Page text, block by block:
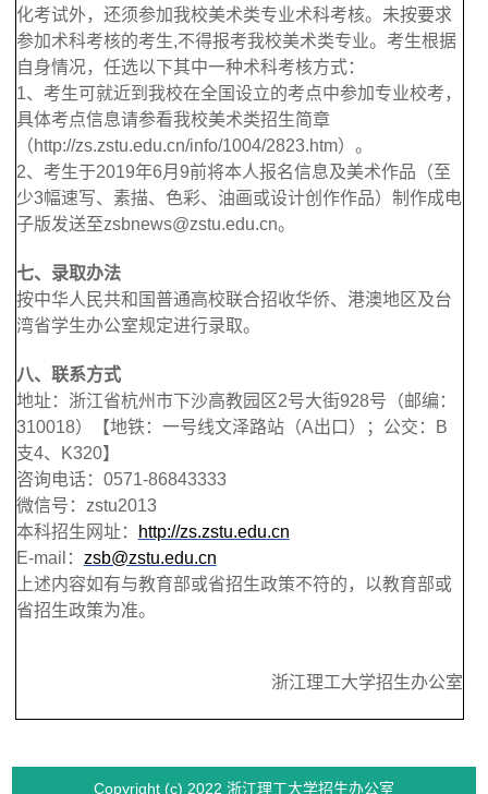
化考试外，还须参加我校美术类专业术科考核。未按要求
参加术科考核的考生,不得报考我校美术类专业。考生根据
自身情况，任选以下其中一种术科考核方式：
1、考生可就近到我校在全国设立的考点中参加专业校考，
具体考点信息请参看我校美术类招生简章
（http://zs.zstu.edu.cn/info/1004/2823.htm）。
2、考生于2019年6月9前将本人报名信息及美术作品（至
少3幅速写、素描、色彩、油画或设计创作作品）制作成电
子版发送至zsbnews@zstu.edu.cn。
七、录取办法
按中华人民共和国普通高校联合招收华侨、港澳地区及台
湾省学生办公室规定进行录取。
八、联系方式
地址：浙江省杭州市下沙高教园区2号大街928号（邮编：
310018）【地铁：一号线文泽路站（A出口）；公交：B
支4、K320】
咨询电话：0571-86843333
微信号：zstu2013
本科招生网址：
http://zs.zstu.edu.cn
E-mail ： zsb@zstu.edu.cn
上述内容如有与教育部或省招生政策不符的，以教育部或
省招生政策为准。
浙江理工大学招生办公室
Copyright (c) 2022 浙江理工大学招生办公室